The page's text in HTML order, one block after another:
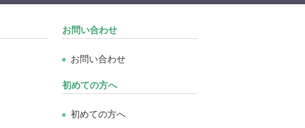
お問い合わせ
お問い合わせ
初めての方へ
初めての方へ